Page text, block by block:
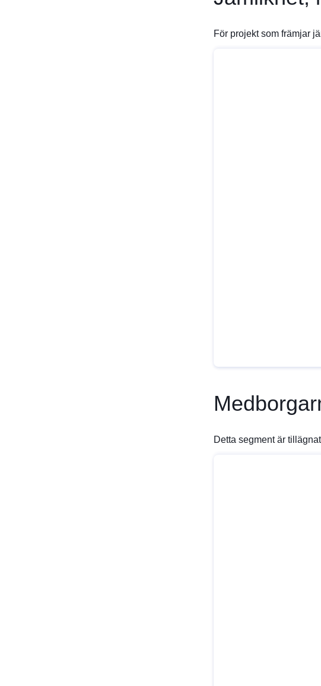
För projekt som främjar
Detta segment är